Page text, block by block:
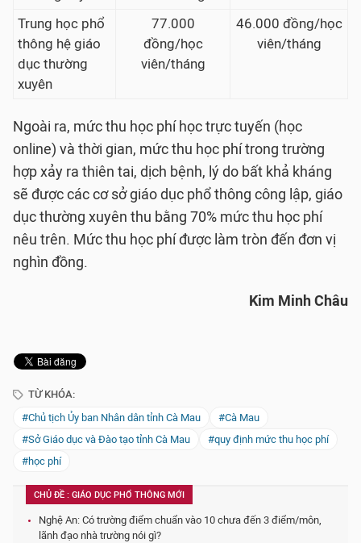
Trung học phổ
thông hệ giáo
dục thường
xuyên
77.000
đồng/học
viên/tháng
46.000 đồng/học
viên/tháng
Ngoài ra, mức thu học phí học trực tuyến (học
online) và thời gian, mức thu học phí trong trường
hợp xảy ra thiên tai, dịch bệnh, lý do bất khả kháng
sẽ được các cơ sở giáo dục phổ thông công lập, giáo
dục thường xuyên thu bằng 70% mức thu học phí
nêu trên. Mức thu học phí được làm tròn đến đơn vị
nghìn đồng.
Kim Minh Châu
TỪ KHÓA:
#Chủ tịch Ủy ban Nhân dân tỉnh Cà Mau
#Cà Mau
#Sở Giáo dục và Đào tạo tỉnh Cà Mau
#quy định mức thu học phí
#học phí
CHỦ ĐỀ : GIÁO DỤC PHỔ THÔNG MỚI
Nghệ An: Có trường điểm chuẩn vào 10 chưa đến 3 điểm/môn,
lãnh đạo nhà trường nói gì?